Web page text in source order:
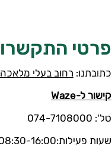
פרטי
כתובתנו: רחוב בעלי מלאכה 18, חיפה
קישור ל-Waze
טל': 074-7108000
שעות פעילות:08:30-16:00